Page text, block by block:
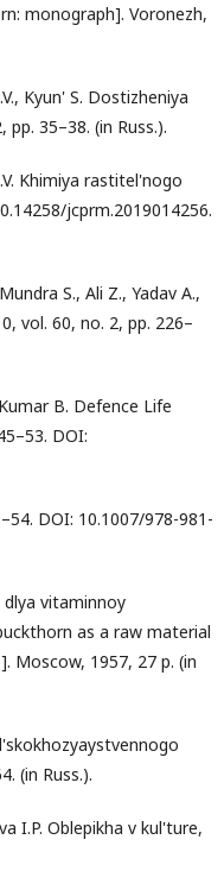
monograph]. Voronezh,
Kyun' S. Dostizheniya
35–38. (in Russ.).
Khimiya rastitel'nogo
jcprm.2019014256.
S., Ali Z., Yadav A.,
vol. 60, no. 2, pp. 226–
B. Defence Life
DOI:
DOI: 10.1007/978-981-
dlya vitaminnoy
as a raw material
Moscow, 1957, 27 p. (in
(in Russ.).
I.P. Oblepikha v kul'ture,